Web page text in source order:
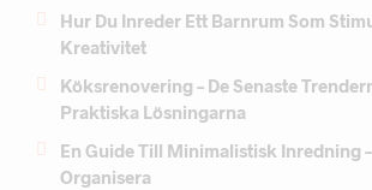
Hur Du Inreder Ett Barnrum Som
Kreativitet
Köksrenovering – De Senaste
Praktiska Lösningarna
En Guide Till Minimalistisk Inredning
Organisera